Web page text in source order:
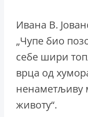
Ивaна В.
„Чупе био
себе шири
врца од
ненаметљиву
животу“.